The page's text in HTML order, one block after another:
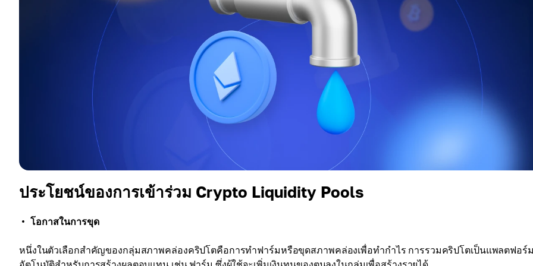
ประโยชน์ของการเข้าร่วม Crypto Liquidity Pools
โอกาสในการขุด
หนึ่งในตัวเลือกสำคัญของกลุ่มสภาพคล่องคริปโตคือการทำฟาร์มหรือขุดสภาพคล่องเพื่อทำกำไร การรวมคริปโตเป็นแพลตฟอร์